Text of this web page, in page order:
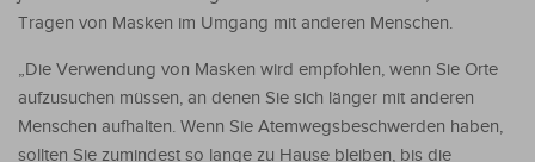
Tragen von Masken im Umgang mit anderen Menschen.
„Die Verwendung von Masken wird empfohlen, wenn Sie Orte
aufzusuchen müssen, an denen Sie sich länger mit anderen
Menschen aufhalten. Wenn Sie Atemwegsbeschwerden haben,
sollten Sie zumindest so lange zu Hause bleiben, bis die